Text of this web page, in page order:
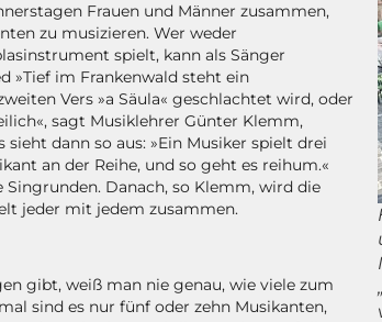
Frauen und Männer zusammen,
zu musizieren. Wer weder
spielt, kann als Sänger
»Tief im Frankenwald steht ein
Vers »a Säula« geschlachtet wird, oder
sagt Musiklehrer Günter Klemm,
dann so aus: »Ein Musiker spielt drei
an der Reihe, und so geht es reihum.«
Danach, so Klemm, wird die
jeder mit jedem zusammen.
gibt, weiß man nie genau, wie viele zum
sind es nur fünf oder zehn Musikanten,